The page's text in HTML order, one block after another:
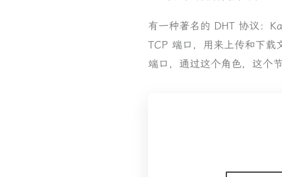
有一种著名的 DHT 协议：
TCP 端口，用来上传和下载
端口，通过这个角色，这个